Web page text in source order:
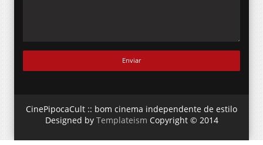
CinePipocaCult :: bom cinema independente de estilo
Designed by Templateism Copyright © 2014